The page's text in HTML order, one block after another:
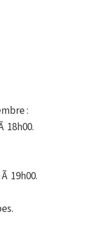
:
18h00.
19h00.